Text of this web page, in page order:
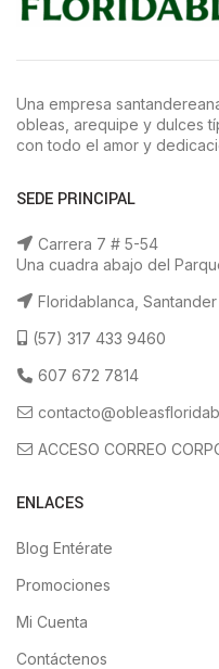
Una empresa
obleas, arequipe y dulces
con todo el amor y
SEDE PRINCIPAL
Carrera 7 # 5-54
Una cuadra abajo del
Floridablanca,
(57) 317 433 9460
607 672 7814
ACCESO CORREO
ENLACES
Blog Entérate
Promociones
Mi Cuenta
Contáctenos